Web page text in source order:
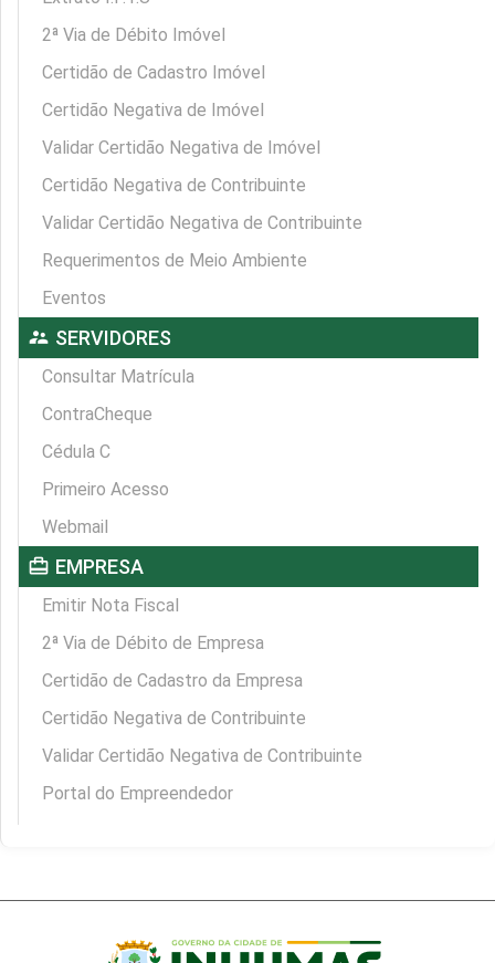
2ª Via de Débito Imóvel
Certidão de Cadastro Imóvel
Certidão Negativa de Imóvel
Validar Certidão Negativa de Imóvel
Certidão Negativa de Contribuinte
Validar Certidão Negativa de Contribuinte
Requerimentos de Meio Ambiente
Eventos
supervisor_account SERVIDORES
Consultar Matrícula
ContraCheque
Cédula C
Primeiro Acesso
Webmail
card_travel EMPRESA
Emitir Nota Fiscal
2ª Via de Débito de Empresa
Certidão de Cadastro da Empresa
Certidão Negativa de Contribuinte
Validar Certidão Negativa de Contribuinte
Portal do Empreendedor